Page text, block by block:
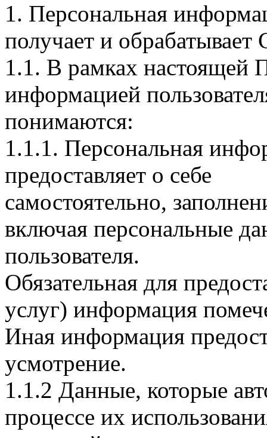
1. Персональная
получает и обрабатывает
1.1. В рамках настоящей
информацией
понимаются:
1.1.1. Персональная
предоставляет о себе
самостоятельно,
включая персональные
пользователя.
Обязательная для
услуг) информация
Иная информация
усмотрение.
1.1.2 Данные, которые
процессе их